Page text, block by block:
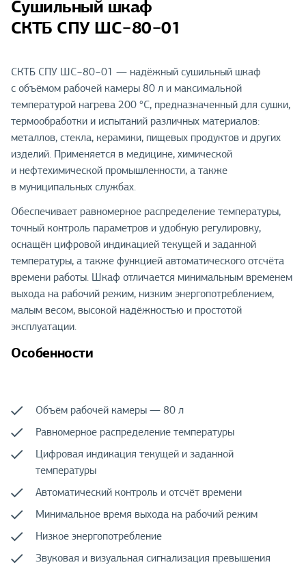
Сушильный шкаф
СКТБ СПУ ШС−80−01
СКТБ СПУ ШС−80−01 — надёжный сушильный шкаф
с объёмом рабочей камеры 80 л и максимальной
температурой нагрева 200 °С, предназначенный для сушки,
термообработки и испытаний различных материалов:
металлов, стекла, керамики, пищевых продуктов и других
изделий. Применяется в медицине, химической
и нефтехимической промышленности, а также
в муниципальных службах.
Обеспечивает равномерное распределение температуры,
точный контроль параметров и удобную регулировку,
оснащён цифровой индикацией текущей и заданной
температуры, а также функцией автоматического отсчёта
времени работы. Шкаф отличается минимальным временем
выхода на рабочий режим, низким энергопотреблением,
малым весом, высокой надёжностью и простотой
эксплуатации.
Особенности
Объём рабочей камеры — 80 л
Равномерное распределение температуры
Цифровая индикация текущей и заданной
температуры
Автоматический контроль и отсчёт времени
Минимальное время выхода на рабочий режим
Низкое энергопотребление
Звуковая и визуальная сигнализация превышения